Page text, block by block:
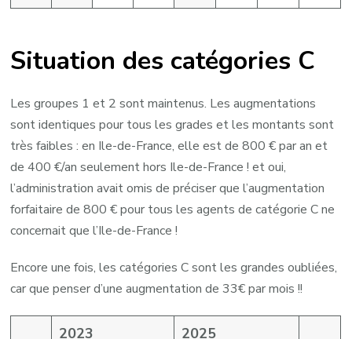
Situation des catégories C
Les groupes 1 et 2 sont maintenus. Les augmentations
sont identiques pour tous les grades et les montants sont
très faibles : en Ile-de-France, elle est de 800 € par an et
de 400 €/an seulement hors Ile-de-France ! et oui,
l’administration avait omis de préciser que l’augmentation
forfaitaire de 800 € pour tous les agents de catégorie C ne
concernait que l’Ile-de-France !
Encore une fois, les catégories C sont les grandes oubliées,
car que penser d’une augmentation de 33€ par mois !!
2023 2025